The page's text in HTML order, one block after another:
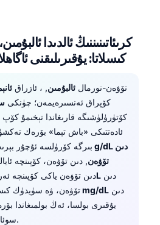
كرىئاتىنىننىڭ ئالدىدا
كىسلاتا: يۇقىرىلىقنى
تۆۋەن-نورمال ئالبۇمىن, ، ئازراق
كۆپراق ئەنسىرەيمەن؛ چۈنكى
كۆتۈرۈلۈشىگە قارىغاندا تېخىمۇ كۆپ
ئادەتتىكى «باش تېما» بۆرەك
بىرگە كۆرۈلسە ئۇچۇر
تۆۋەن, دىن تۆۋەن، كۆپىنچە
دىن تۆۋەن ياكى كۆپىنچە13.0 گ/دL
تۆۋەن، ۋە سۈيدۈك7.0 mg/dL
يۇقىرى بولسا، ئەڭ بولمىغاندا
سوئال پەيدا قىلىشى كېرەك.